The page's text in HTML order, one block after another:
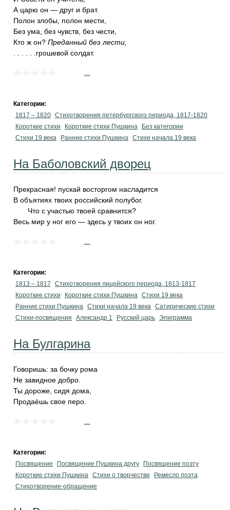
А царю он — друг и брат.
Полон злобы, полон мести,
Без ума, без чувств, без чести,
Кто ж он? Преданный без лести,
. . . . . .грошевой солдат.
Категории:
1817 – 1820 Стихотворения петербургского периода, 1817-1820
Короткие стихи
Короткие стихи Пушкина
Без категории
Стихи 19 века
Ранние стихи Пушкина Cтихи начала 19 века
На Баболовский дворец
Прекрасная! пускай восторгом насладится
В объятиях твоих российский полубог.
Что с участью твоей сравнится?
Весь мир у ног его — здесь у твоих он ног.
Категории:
1813 – 1817
Стихотворения лицейского периода, 1813-1817
Короткие стихи
Короткие стихи Пушкина Стихи 19 века
Ранние стихи Пушкина Cтихи начала 19 века Сатирические стихи
Стихи-посвящения
Александр 1 Русский царь Эпиграмма
На Булгарина
Говоришь: за бочку рома
Не завидное добро.
Ты дороже, сидя дома,
Продаёшь свое перо.
Категории:
Посвящение
Посвящение Пушкина другу
Посвящение поэту
Короткие стихи Пушкина Стихи о творчестве
Ремесло поэта
Стихотворение-обращение